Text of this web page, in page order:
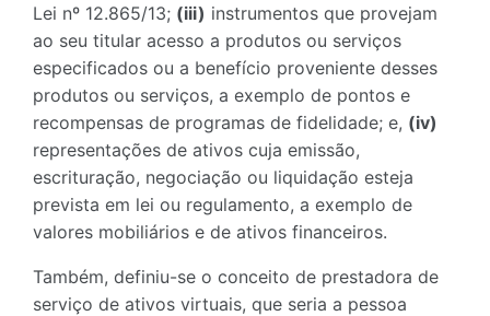
Lei nº 12.865/13; (iii) instrumentos que provejam
ao seu titular acesso a produtos ou serviços
especificados ou a benefício proveniente desses
produtos ou serviços, a exemplo de pontos e
recompensas de programas de fidelidade; e, (iv)
representações de ativos cuja emissão,
escrituração, negociação ou liquidação esteja
prevista em lei ou regulamento, a exemplo de
valores mobiliários e de ativos financeiros.
Também, definiu-se o conceito de prestadora de
serviço de ativos virtuais, que seria a pessoa